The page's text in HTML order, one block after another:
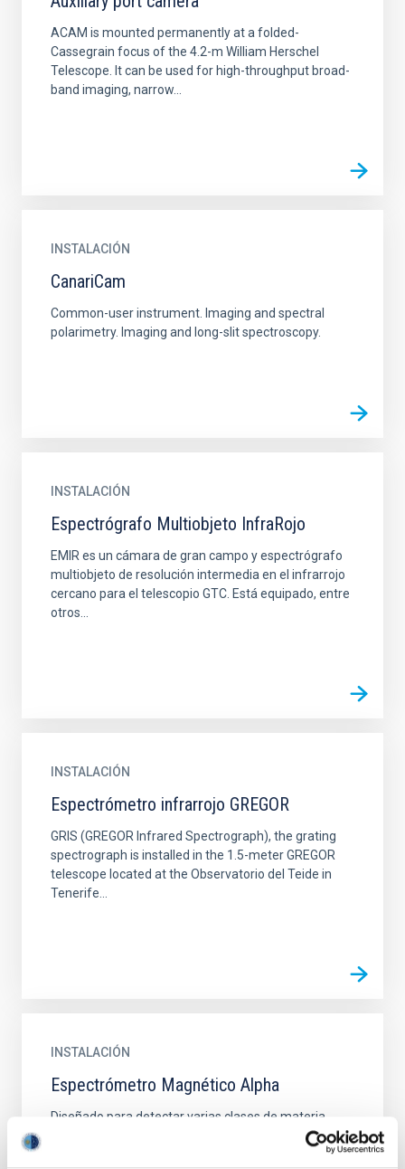
ACAM is mounted permanently at a folded-
Cassegrain focus of the 4.2-m William Herschel
Telescope. It can be used for high-throughput broad-
band imaging, narrow...
INSTALACIÓN
CanariCam
Common-user instrument. Imaging and spectral
polarimetry. Imaging and long-slit spectroscopy.
INSTALACIÓN
Espectrógrafo Multiobjeto InfraRojo
EMIR es un cámara de gran campo y espectrógrafo
multiobjeto de resolución intermedia en el infrarrojo
cercano para el telescopio GTC. Está equipado, entre
otros...
INSTALACIÓN
Espectrómetro infrarrojo GREGOR
GRIS (GREGOR Infrared Spectrograph), the grating
spectrograph is installed in the 1.5-meter GREGOR
telescope located at the Observatorio del Teide in
Tenerife...
INSTALACIÓN
Espectrómetro Magnético Alpha
Diseñado para detectar varias clases de materia
exótica mediante la medición de rayos cósmicos. Sus
instrumentos ayudarán a los científicos a estudiar la...